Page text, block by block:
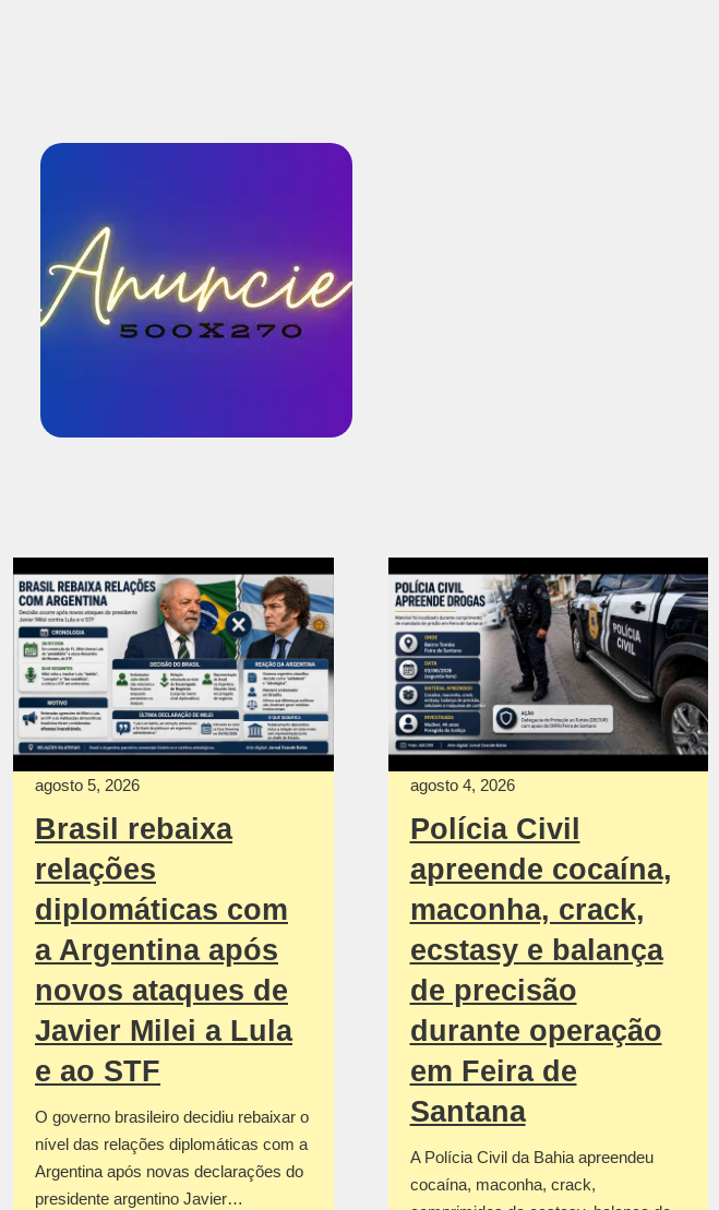
agosto 5, 2026
Brasil rebaixa
relações
diplomáticas com
a Argentina após
novos ataques de
Javier Milei a Lula
e ao STF
O governo brasileiro decidiu rebaixar o
nível das relações diplomáticas com a
Argentina após novas declarações do
presidente argentino Javier…
agosto 4, 2026
Polícia Civil
apreende cocaína,
maconha, crack,
ecstasy e balança
de precisão
durante operação
em Feira de
Santana
A Polícia Civil da Bahia apreendeu
cocaína, maconha, crack,